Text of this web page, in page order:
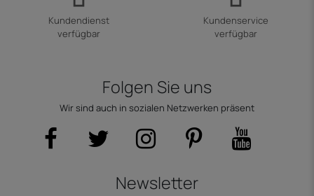
Kundendienst
verfügbar
Kundenservice
verfügbar
Folgen Sie uns
Wir sind auch in sozialen Netzwerken präsent
Newsletter